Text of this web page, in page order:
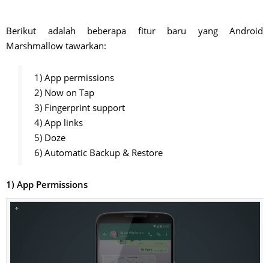
Berikut adalah beberapa fitur baru yang Android
Marshmallow tawarkan:
1) App permissions
2) Now on Tap
3) Fingerprint support
4) App links
5) Doze
6) Automatic Backup & Restore
1) App Permissions